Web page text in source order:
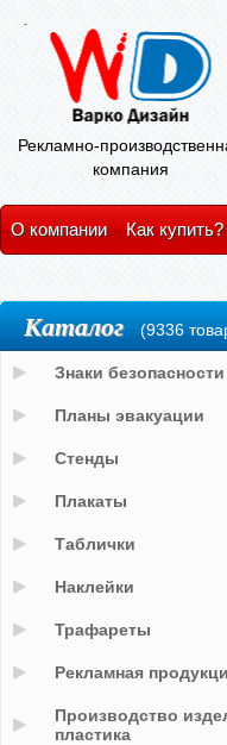
Рекламно-
компания
О компании Как купить?
Каталог (9336
Знаки безопасности
Планы эвакуации
Стенды
Плакаты
Таблички
Наклейки
Трафареты
Рекламная
Производство
пластика